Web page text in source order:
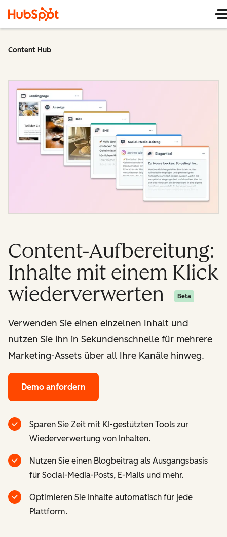
Content Hub
Content-Aufbereitung:
Inhalte mit einem Klick
wiederverwerten
Beta
Verwenden Sie einen einzelnen Inhalt und
nutzen Sie ihn in Sekundenschnelle für mehrere
Marketing-Assets über all Ihre Kanäle hinweg.
Demo anfordern
Sparen Sie Zeit mit KI-gestützten Tools zur
Wiederverwertung von Inhalten.
Nutzen Sie einen Blogbeitrag als Ausgangsbasis
für Social-Media-Posts, E-Mails und mehr.
Optimieren Sie Inhalte automatisch für jede
Plattform.